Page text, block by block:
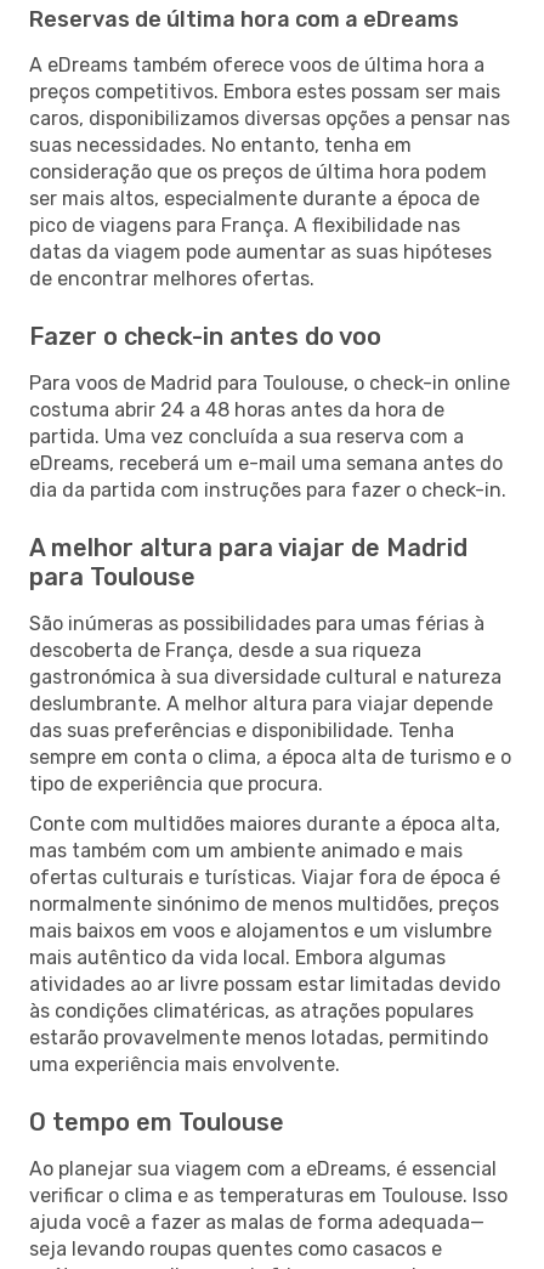
Reservas de última hora com a eDreams
A eDreams também oferece voos de última hora a
preços competitivos. Embora estes possam ser mais
caros, disponibilizamos diversas opções a pensar nas
suas necessidades. No entanto, tenha em
consideração que os preços de última hora podem
ser mais altos, especialmente durante a época de
pico de viagens para França. A flexibilidade nas
datas da viagem pode aumentar as suas hipóteses
de encontrar melhores ofertas.
Fazer o check-in antes do voo
Para voos de Madrid para Toulouse, o check-in online
costuma abrir 24 a 48 horas antes da hora de
partida. Uma vez concluída a sua reserva com a
eDreams, receberá um e-mail uma semana antes do
dia da partida com instruções para fazer o check-in.
A melhor altura para viajar de Madrid
para Toulouse
São inúmeras as possibilidades para umas férias à
descoberta de França, desde a sua riqueza
gastronómica à sua diversidade cultural e natureza
deslumbrante. A melhor altura para viajar depende
das suas preferências e disponibilidade. Tenha
sempre em conta o clima, a época alta de turismo e o
tipo de experiência que procura.
Conte com multidões maiores durante a época alta,
mas também com um ambiente animado e mais
ofertas culturais e turísticas. Viajar fora de época é
normalmente sinónimo de menos multidões, preços
mais baixos em voos e alojamentos e um vislumbre
mais autêntico da vida local. Embora algumas
atividades ao ar livre possam estar limitadas devido
às condições climatéricas, as atrações populares
estarão provavelmente menos lotadas, permitindo
uma experiência mais envolvente.
O tempo em Toulouse
Ao planejar sua viagem com a eDreams, é essencial
verificar o clima e as temperaturas em Toulouse. Isso
ajuda você a fazer as malas de forma adequada—
seja levando roupas quentes como casacos e